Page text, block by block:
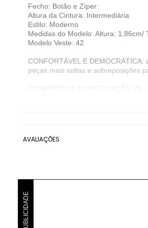
Fecho: Botão e Zíper
Altura da Cintura: Intermediária
Estilo: Moderno
Medidas do Modelo: Altura:
Modelo Veste: 42
CONFORTÁVEL E
peças mais soltas e sobreposições
CONFORTO E SOFISTICAÇÃO:
estruturados. Porém, são super
fundamental para o atingimento da
AVALIAÇÕES
PUBLICIDADE